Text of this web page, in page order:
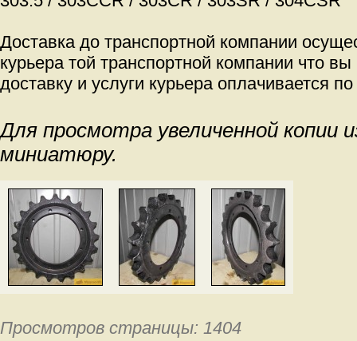
Доставка до транспортной компании
курьера той транспортной компании что
доставку и услуги курьера оплачивается
Для просмотра увеличенной копии
миниатюру.
Просмотров страницы: 1404